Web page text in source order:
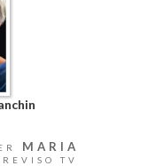
MARIA
TV